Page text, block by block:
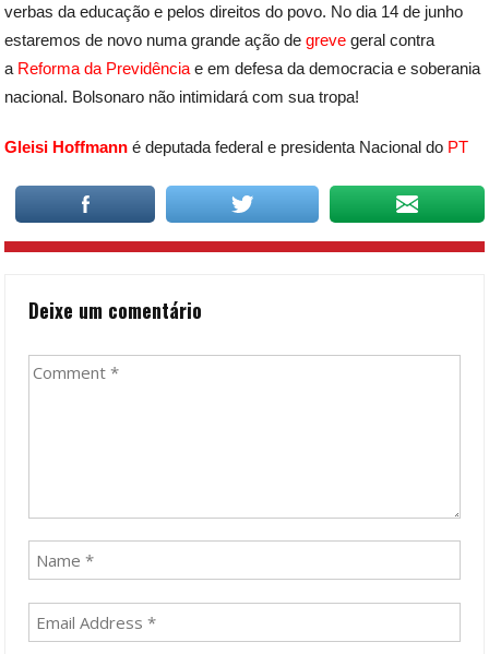
verbas da educação e pelos direitos do povo. No dia 14 de junho
estaremos de novo numa grande ação degreve geral contra
a Reforma da Previdência e em defesa da democracia e soberania
nacional. Bolsonaro não intimidará com sua tropa!
Gleisi Hoffmann é deputada federal e presidenta Nacional do PT
Deixe um comentário